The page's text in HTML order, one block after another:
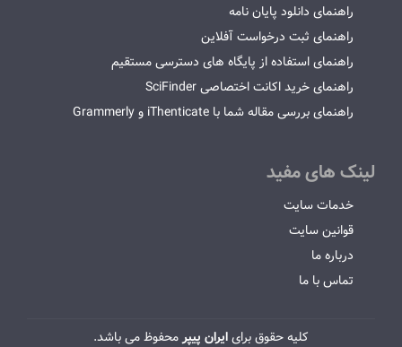
راهنمای دانلود پایان نامه
راهنمای ثبت درخواست آفلاین
راهنمای استفاده از پایگاه های دسترسی مستقیم
راهنمای خرید اکانت اختصاصی SciFinder
راهنمای بررسی مقاله شما با iThenticate و Grammerly
لینک های مفید
خدمات سایت
قوانین سایت
درباره ما
تماس با ما
کلیه حقوق برایایران پیپرمحفوظ می باشد.